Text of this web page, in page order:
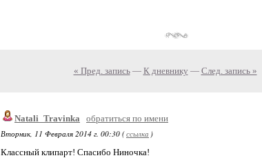
« Пред. запись— К дневнику — След. запись »
Natali_Travinka
обратиться по имени
Вторник, 11 Февраля 2014 г. 00:30 (ссылка )
Классный клипарт! Спасибо Ниночка!